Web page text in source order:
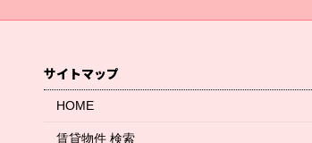
サイトマップ
HOME
賃貸物件 検索